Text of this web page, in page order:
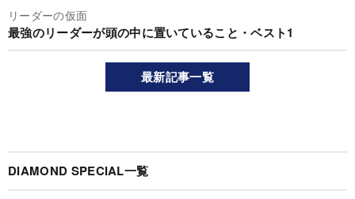
リーダーの仮面
最強のリーダーが頭の中に置いていること・ベスト1
最新記事一覧
DIAMOND SPECIAL一覧